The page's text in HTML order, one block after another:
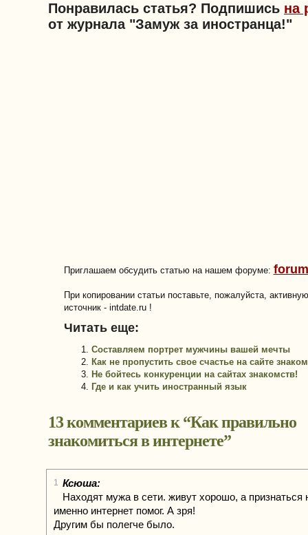
Понравилась статья? Подпишись на
от журнала "Замуж за иностранца!"
Приглашаем обсудить статью на нашем форуме:
При копировании статьи поставьте, пожалуйста,
источник - intdate.ru !
Читать еще:
Составляем портрет мужчины вашей мечты
Как не пропустить свое счастье на сайте
Не бойтесь конкуренции на сайтах знакомств!
Где и как учить иностранный язык
13 комментариев к “Как правильно
знакомиться в интернете”
1 Ксюша:
Находят мужа в сети. живут хорошо, а признаться
именно интернет помог. А зря!
Другим бы полегче было.